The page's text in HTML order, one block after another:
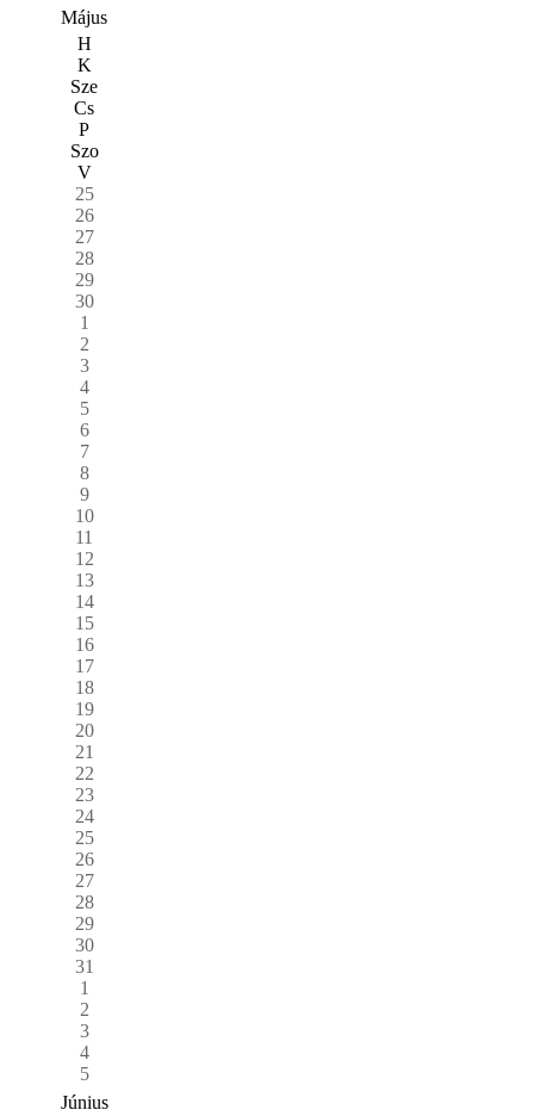
Május
H
K
Sze
Cs
P
Szo
V
25
26
27
28
29
30
1
2
3
4
5
6
7
8
9
10
11
12
13
14
15
16
17
18
19
20
21
22
23
24
25
26
27
28
29
30
31
1
2
3
4
5
Június